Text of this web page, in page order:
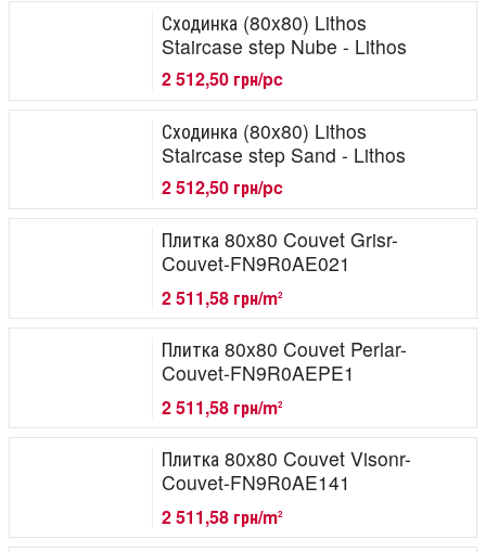
Сходинка (80x80) Lithos
Staircase step Nube - Lithos
2 512,50 грн/pc
Сходинка (80x80) Lithos
Staircase step Sand - Lithos
2 512,50 грн/pc
Плитка 80x80 Couvet Grisr-
Couvet-FN9R0AE021
2 511,58 грн/m2
Плитка 80x80 Couvet Perlar-
Couvet-FN9R0AEPE1
2 511,58 грн/m2
Плитка 80x80 Couvet Visonr-
Couvet-FN9R0AE141
2 511,58 грн/m2